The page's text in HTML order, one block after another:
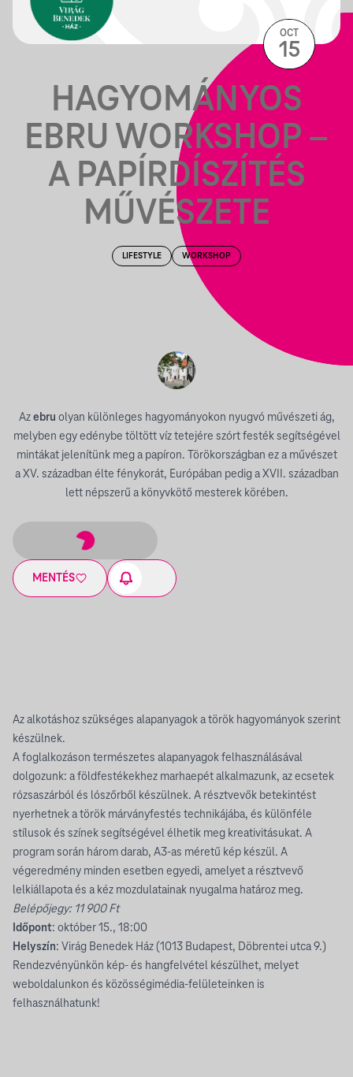
HAGYOMÁNYOS
EBRU WORKSHOP –
A PAPÍRDÍSZÍTÉS
MŰVÉSZETE
LIFESTYLE WORKSHOP
Azebru olyan különleges hagyományokon nyugvó művészeti ág,
melyben egy edénybe töltött víz tetejére szórt festék segítségével
mintákat jelenítünk meg a papíron. Törökországban ez a művészet
a XV. században élte fénykorát, Európában pedig a XVII. században
lett népszerű a könyvkötő mesterek körében.
MENTÉS
OCT
15
Az alkotáshoz szükséges alapanyagok a török hagyományok szerint
készülnek.
A foglalkozáson természetes alapanyagok felhasználásával
dolgozunk: a földfestékekhez marhaepét alkalmazunk, az ecsetek
rózsaszárból és lószőrből készülnek. A résztvevők betekintést
nyerhetnek a török márványfestés technikájába, és különféle
stílusok és színek segítségével élhetik meg kreativitásukat. A
program során három darab, A3-as méretű kép készül. A
végeredmény minden esetben egyedi, amelyet a résztvevő
lelkiállapota és a kéz mozdulatainak nyugalma határoz meg.
Belépőjegy: 11 900 Ft
Időpont: október 15., 18:00
Helyszín: Virág Benedek Ház (1013 Budapest, Döbrentei utca 9.)
Rendezvényünkön kép- és hangfelvétel készülhet, melyet
weboldalunkon és közösségimédia-felületeinken is
felhasználhatunk!